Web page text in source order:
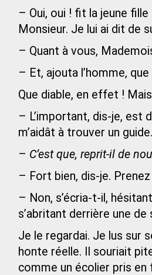
– Oui, oui ! fit la jeune fille
Monsieur. Je lui ai dit de
– Quant à vous,
– Et, ajouta l’homme,
Que diable, en effet ! Mais
– L’important, dis-je, est
m’aidât à trouver un guide.
– C’est que, reprit-il de
– Fort bien, dis-je.
– Non, s’écria-t-il,
s’abritant derrière une
Je le regardai. Je lus sur
honte réelle. Il souriait
comme un écolier pris